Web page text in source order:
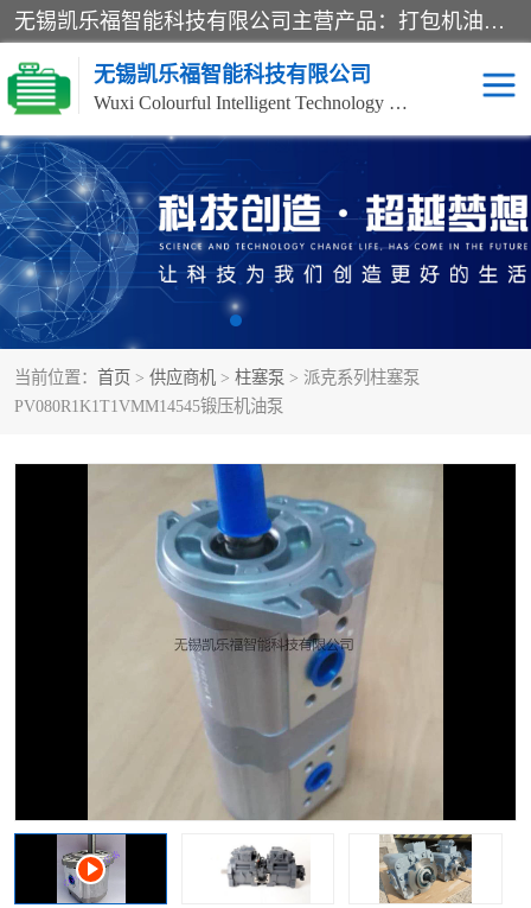
无锡凯乐福智能科技有限公司主营产品：打包机油泵、风冷式油冷却器、液压阀、液压泵、冷却器、过滤器及气动元器件。公司主导生产齿轮泵、齿轮马达、液压阀等产品。共计100多个系列、3000余种规格。覆盖了液压系统的动力元件、控制元件和执行元件，具备较强的成套供货、服务能力。
无锡凯乐福智能科技有限公司
Wuxi Colourful Intelligent Technology Co., Ltd
当前位置： 首页 > 供应商机 > 柱塞泵 > 派克系列柱塞泵
PV080R1K1T1VMM14545锻压机油泵
齿轮泵 机床冷却泵
风冷式油冷却器 叶片泵
液压马达
柱塞泵 方向阀
电机
列管式油冷却器